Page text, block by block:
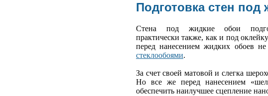
Подготовка стен под
Стена под жидкие обои
практически также, как и под
перед нанесением жидких обоев не
стеклообоями.
За счет своей матовой и слегка
Но все же перед нанесением
обеспечить наилучшее сцепление